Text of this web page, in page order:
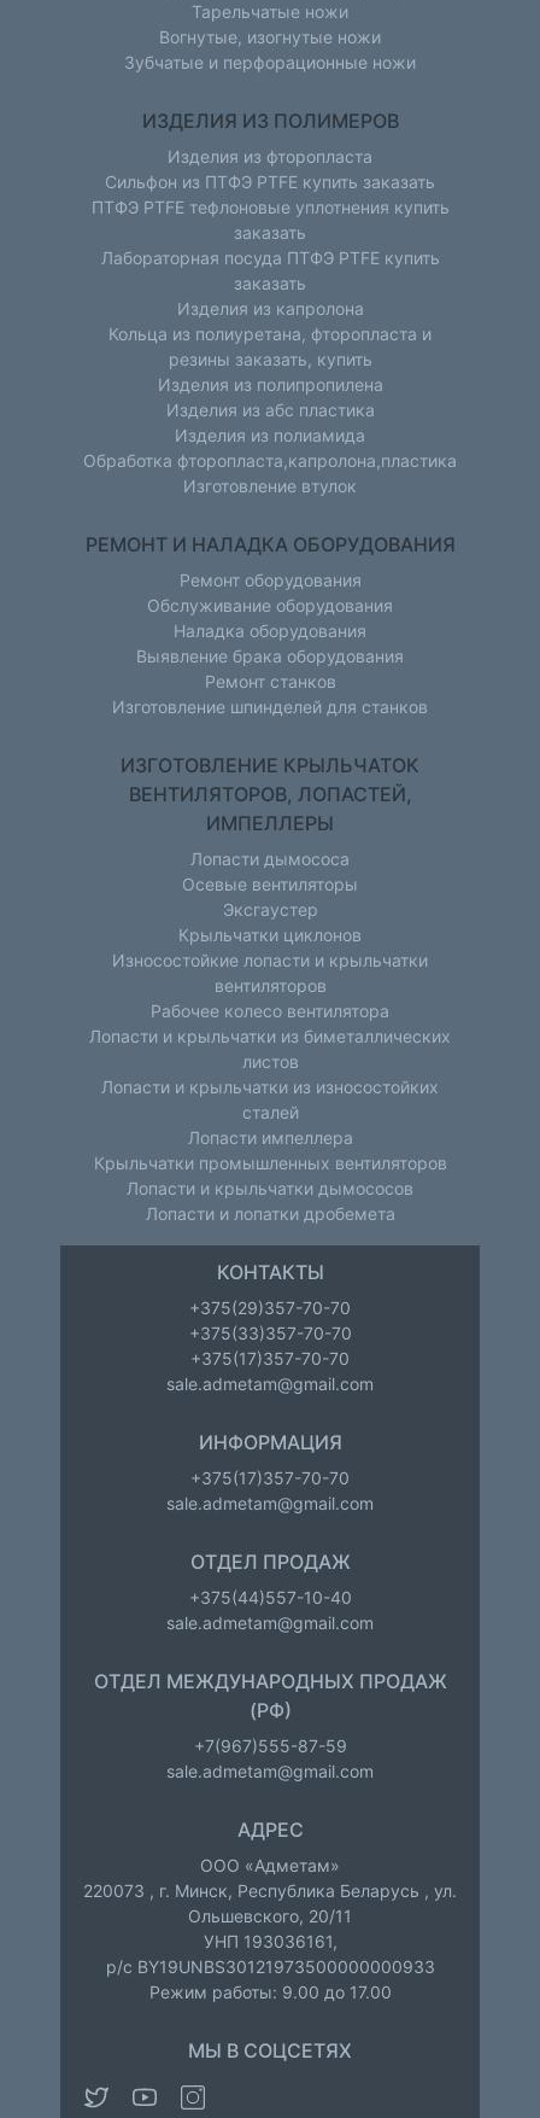
Тарельчатые ножи
Вогнутые, изогнутые ножи
Зубчатые и перфорационные ножи
ИЗДЕЛИЯ ИЗ ПОЛИМЕРОВ
Изделия из фторопласта
Сильфон из ПТФЭ PTFE купить заказать
ПТФЭ PTFE тефлоновые уплотнения купить
заказать
Лабораторная посуда ПТФЭ PTFE купить
заказать
Изделия из капролона
Кольца из полиуретана, фторопласта и
резины заказать, купить
Изделия из полипропилена
Изделия из абс пластика
Изделия из полиамида
Обработка фторопласта,капролона,пластика
Изготовление втулок
РЕМОНТ И НАЛАДКА ОБОРУДОВАНИЯ
Ремонт оборудования
Обслуживание оборудования
Наладка оборудования
Выявление брака оборудования
Ремонт станков
Изготовление шпинделей для станков
ИЗГОТОВЛЕНИЕ КРЫЛЬЧАТОК
ВЕНТИЛЯТОРОВ, ЛОПАСТЕЙ,
ИМПЕЛЛЕРЫ
Лопасти дымососа
Осевые вентиляторы
Эксгаустер
Крыльчатки циклонов
Износостойкие лопасти и крыльчатки
вентиляторов
Рабочее колесо вентилятора
Лопасти и крыльчатки из биметаллических
листов
Лопасти и крыльчатки из износостойких
сталей
Лопасти импеллера
Крыльчатки промышленных вентиляторов
Лопасти и крыльчатки дымососов
Лопасти и лопатки дробемета
КОНТАКТЫ
+375(29)357-70-70
+375(33)357-70-70
+375(17)357-70-70
sale.admetam@gmail.com
ИНФОРМАЦИЯ
+375(17)357-70-70
sale.admetam@gmail.com
ОТДЕЛ ПРОДАЖ
+375(44)557-10-40
sale.admetam@gmail.com
ОТДЕЛ МЕЖДУНАРОДНЫХ ПРОДАЖ
(РФ)
+7(967)555-87-59
sale.admetam@gmail.com
АДРЕС
ООО «Адметам»
220073 , г. Минск, Республика Беларусь , ул.
Ольшевского, 20/11
УНП 193036161,
р/с BY19UNBS30121973500000000933
Режим работы: 9.00 до 17.00
МЫ В СОЦСЕТЯХ